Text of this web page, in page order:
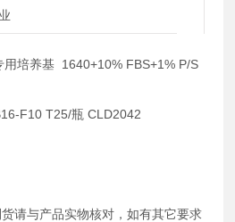
培养基 1640+10% FBS+1% P/S
F10 T25/瓶 CLD2042
请与产品实物核对，如有其它要求